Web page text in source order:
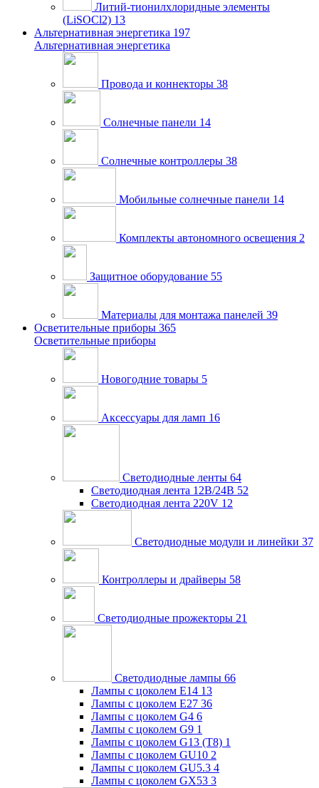
Литий-тионилхлоридные элементы
(LiSOCl2) 13
Альтернативная энергетика 197
Альтернативная энергетика
Провода и коннекторы 38
Солнечные панели 14
Солнечные контроллеры 38
Мобильные солнечные панели 14
Комплекты автономного освещения 2
Защитное оборудование 55
Материалы для монтажа панелей 39
Осветительные приборы 365
Осветительные приборы
Новогодние товары 5
Аксессуары для ламп 16
Светодиодные ленты 64
Светодиодная лента 12В/24В 52
Светодиодная лента 220V 12
Светодиодные модули и линейки 37
Контроллеры и драйверы 58
Светодиодные прожекторы 21
Светодиодные лампы 66
Лампы с цоколем E14 13
Лампы с цоколем E27 36
Лампы с цоколем G4 6
Лампы с цоколем G9 1
Лампы с цоколем G13 (Т8) 1
Лампы с цоколем GU10 2
Лампы с цоколем GU5.3 4
Лампы с цоколем GX53 3